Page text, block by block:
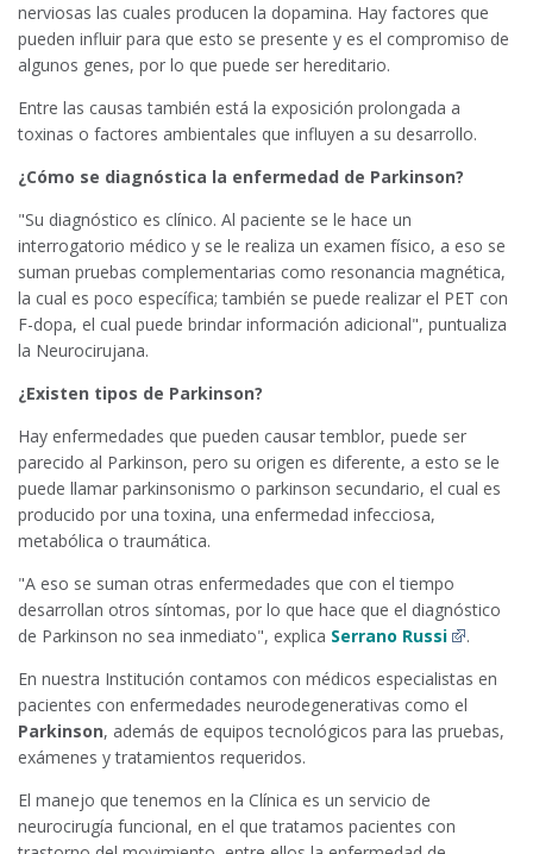
nerviosas las cuales producen la dopamina. Hay factores que
pueden influir para que esto se presente y es el compromiso de
algunos genes, por lo que puede ser hereditario.
Entre las causas también está la exposición prolongada a
toxinas o factores ambientales que influyen a su desarrollo.
¿Cómo se diagnóstica la enfermedad de Parkinson?
"Su diagnóstico es clínico. Al paciente se le hace un
interrogatorio médico y se le realiza un examen físico, a eso se
suman pruebas complementarias como resonancia magnética,
la cual es poco específica; también se puede realizar el PET con
F-dopa, el cual puede brindar información adicional", puntualiza
la Neurocirujana.
¿Existen tipos de Parkinson?
Hay enfermedades que pueden causar temblor, puede ser
parecido al Parkinson, pero su origen es diferente, a esto se le
puede llamar parkinsonismo o parkinson secundario, el cual es
producido por una toxina, una enfermedad infecciosa,
metabólica o traumática.
"A eso se suman otras enfermedades que con el tiempo
desarrollan otros síntomas, por lo que hace que el diagnóstico
de Parkinson no sea inmediato", explica Serrano Russi
.
En nuestra Institución contamos con médicos especialistas en
pacientes con enfermedades neurodegenerativas como el
Parkinson, además de equipos tecnológicos para las pruebas,
exámenes y tratamientos requeridos.
El manejo que tenemos en la Clínica es un servicio de
neurocirugía funcional, en el que tratamos pacientes con